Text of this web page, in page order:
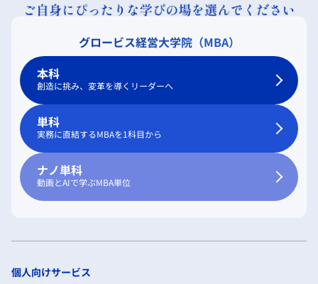
グロービス経営大学院（MBA）
本科
創造に挑み、変革を導くリーダーへ
単科
実務に直結するMBAを1科目から
ナノ単科
動画とAIで学ぶMBA単位
個人向けサービス